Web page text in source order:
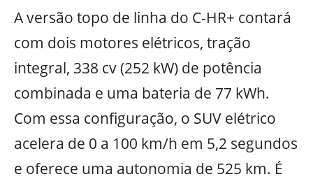
A versão topo de linha do C-HR+ contará
com dois motores elétricos, tração
integral, 338 cv (252 kW) de potência
combinada e uma bateria de 77 kWh.
Com essa configuração, o SUV elétrico
acelera de 0 a 100 km/h em 5,2 segundos
e oferece uma autonomia de 525 km. É